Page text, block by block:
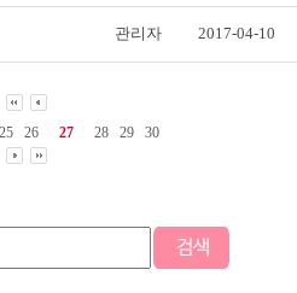
관리자 2017-04-10
25 26 27 28 29 30